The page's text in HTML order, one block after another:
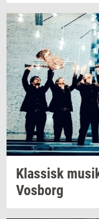
Klas­sisk
Vos­borg